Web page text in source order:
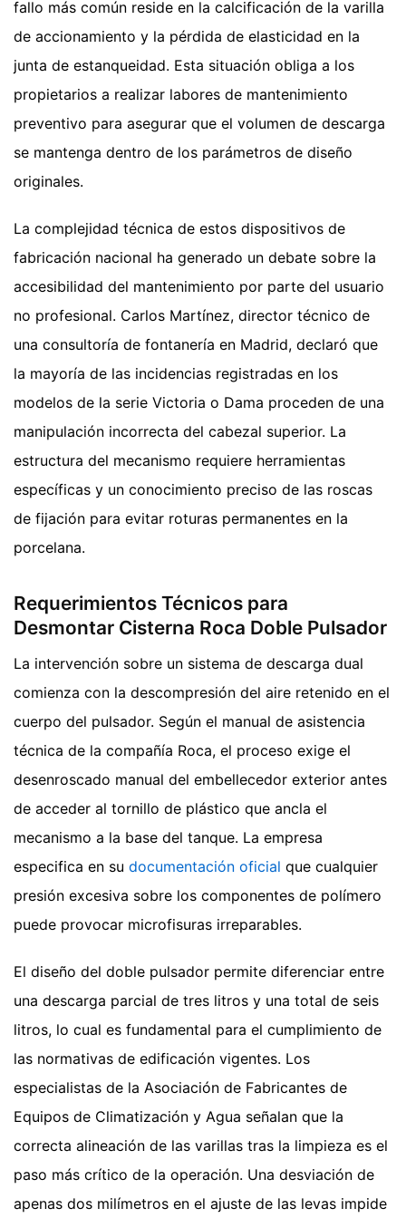
fallo más común reside en la calcificación de la varilla
de accionamiento y la pérdida de elasticidad en la
junta de estanqueidad. Esta situación obliga a los
propietarios a realizar labores de mantenimiento
preventivo para asegurar que el volumen de descarga
se mantenga dentro de los parámetros de diseño
originales.
La complejidad técnica de estos dispositivos de
fabricación nacional ha generado un debate sobre la
accesibilidad del mantenimiento por parte del usuario
no profesional. Carlos Martínez, director técnico de
una consultoría de fontanería en Madrid, declaró que
la mayoría de las incidencias registradas en los
modelos de la serie Victoria o Dama proceden de una
manipulación incorrecta del cabezal superior. La
estructura del mecanismo requiere herramientas
específicas y un conocimiento preciso de las roscas
de fijación para evitar roturas permanentes en la
porcelana.
Requerimientos Técnicos para
Desmontar Cisterna Roca Doble Pulsador
La intervención sobre un sistema de descarga dual
comienza con la descompresión del aire retenido en el
cuerpo del pulsador. Según el manual de asistencia
técnica de la compañía Roca, el proceso exige el
desenroscado manual del embellecedor exterior antes
de acceder al tornillo de plástico que ancla el
mecanismo a la base del tanque. La empresa
especifica en su documentación oficial que cualquier
presión excesiva sobre los componentes de polímero
puede provocar microfisuras irreparables.
El diseño del doble pulsador permite diferenciar entre
una descarga parcial de tres litros y una total de seis
litros, lo cual es fundamental para el cumplimiento de
las normativas de edificación vigentes. Los
especialistas de la Asociación de Fabricantes de
Equipos de Climatización y Agua señalan que la
correcta alineación de las varillas tras la limpieza es el
paso más crítico de la operación. Una desviación de
apenas dos milímetros en el ajuste de las levas impide